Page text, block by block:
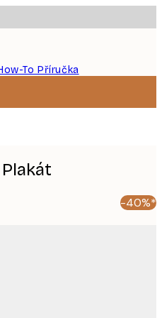
To Příručka
-40%*